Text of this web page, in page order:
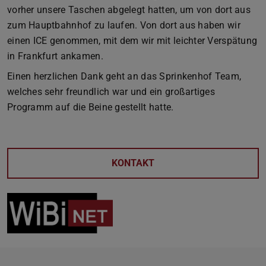
vorher unsere Taschen abgelegt hatten, um von dort aus
zum Hauptbahnhof zu laufen. Von dort aus haben wir
einen ICE genommen, mit dem wir mit leichter Verspätung
in Frankfurt ankamen.
Einen herzlichen Dank geht an das Sprinkenhof Team,
welches sehr freundlich war und ein großartiges
Programm auf die Beine gestellt hatte.
KONTAKT